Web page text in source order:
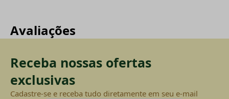
Avaliações
Receba nossas ofertas
exclusivas
Cadastre-se e receba tudo diretamente em seu e-mail